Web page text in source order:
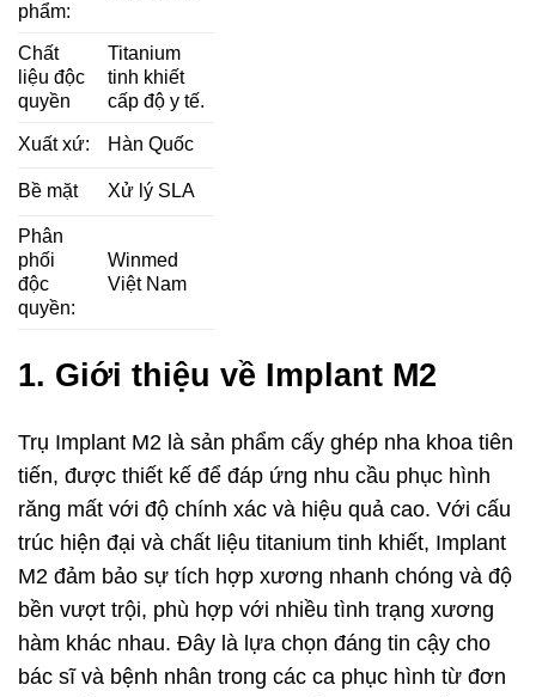
phẩm:
Chất
liệu độc
quyền
Titanium
tinh khiết
cấp độ y tế.
Xuất xứ: Hàn Quốc
Bề mặt Xử lý SLA
Phân
phối
độc
quyền:
Winmed
Việt Nam
1. Giới thiệu về Implant M2
Trụ Implant M2 là sản phẩm cấy ghép nha khoa tiên
tiến, được thiết kế để đáp ứng nhu cầu phục hình
răng mất với độ chính xác và hiệu quả cao. Với cấu
trúc hiện đại và chất liệu titanium tinh khiết, Implant
M2 đảm bảo sự tích hợp xương nhanh chóng và độ
bền vượt trội, phù hợp với nhiều tình trạng xương
hàm khác nhau. Đây là lựa chọn đáng tin cậy cho
bác sĩ và bệnh nhân trong các ca phục hình từ đơn